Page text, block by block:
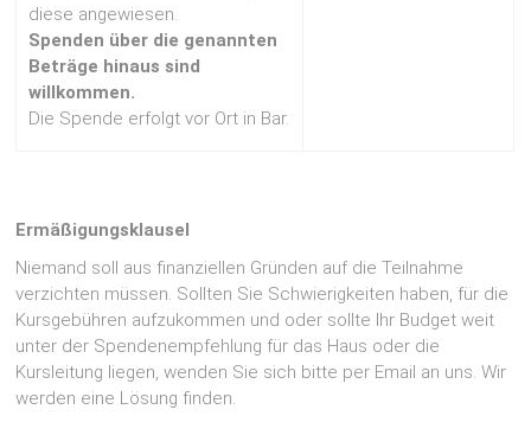
diese angewiesen.
Spenden über die genannten
Beträge hinaus sind
willkommen.
Die Spende erfolgt vor Ort in Bar.
Ermäßigungsklausel
Niemand soll aus finanziellen Gründen auf die Teilnahme
verzichten müssen. Sollten Sie Schwierigkeiten haben, für die
Kursgebühren aufzukommen und oder sollte Ihr Budget weit
unter der Spendenempfehlung für das Haus oder die
Kursleitung liegen, wenden Sie sich bitte per Email an uns. Wir
werden eine Lösung finden.